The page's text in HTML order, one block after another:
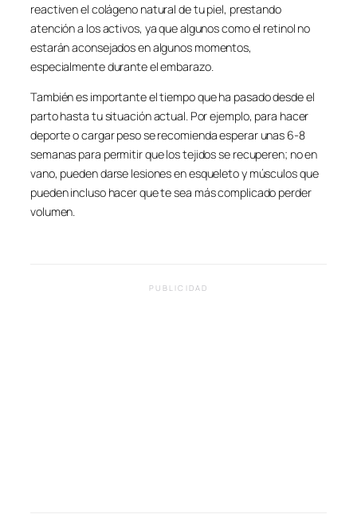
reactiven el colágeno natural de tu piel, prestando
atención a los activos, ya que algunos como el retinol no
estarán aconsejados en algunos momentos,
especialmente durante el embarazo.
También es importante el tiempo que ha pasado desde el
parto hasta tu situación actual. Por ejemplo, para hacer
deporte o cargar peso se recomienda esperar unas 6-8
semanas para permitir que los tejidos se recuperen; no en
vano, pueden darse lesiones en esqueleto y músculos que
pueden incluso hacer que te sea más complicado perder
volumen.
PUBLICIDAD